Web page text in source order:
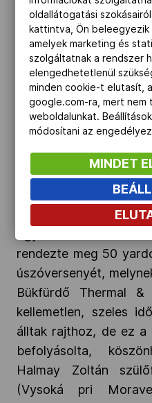
Hagyományőrző
Program
az egykori kiváló
Halmay Egyesület
az elnökségében is
Úszóversenyt
A Halmay Zoltán
rendezte meg 50
úszóversenyét,
Bükfürdő Thermal
kellemetlen, szeles
álltak rajthoz, de ez a
befolyásolta,
Halmay Zoltán
(Vysoká pri
oldallátogatási
kattintva, Ön beleegyezik
amelyek marketing és
szolgáltatnak a rendszer
elengedhetetlenül
minden cookie-t elutasít,
google.com-ra, mert nem
weboldalunkat.
módosítani az
MINDET